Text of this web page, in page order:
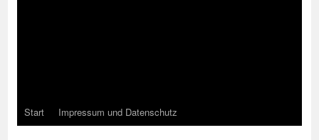
Start Impressum und Datenschutz